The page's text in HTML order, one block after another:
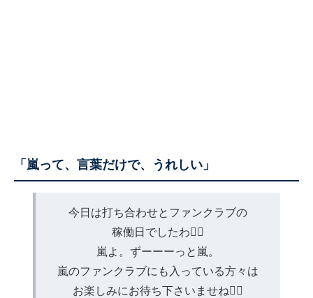
「嵐って、言葉だけで、うれしい」
今日は打ち合わせとファンクラブの
稼働日でしたわ🙇‍♂️
嵐よ。ずーーーっと嵐。
嵐のファンクラブにも入っている方々は
お楽しみにお待ち下さいませね🙇‍♂️